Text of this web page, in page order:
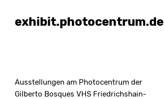
exhibit.photocentrum.de
Ausstellungen am Photocentrum der
Gilberto Bosques VHS Friedrichshain-